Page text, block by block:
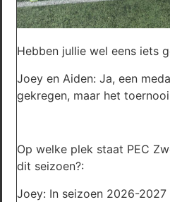
Hebben jullie wel eens iets
Joey en Aiden: Ja, een
gekregen, maar het
Op welke plek staat PEC
dit seizoen?:
Joey: In seizoen 2026-